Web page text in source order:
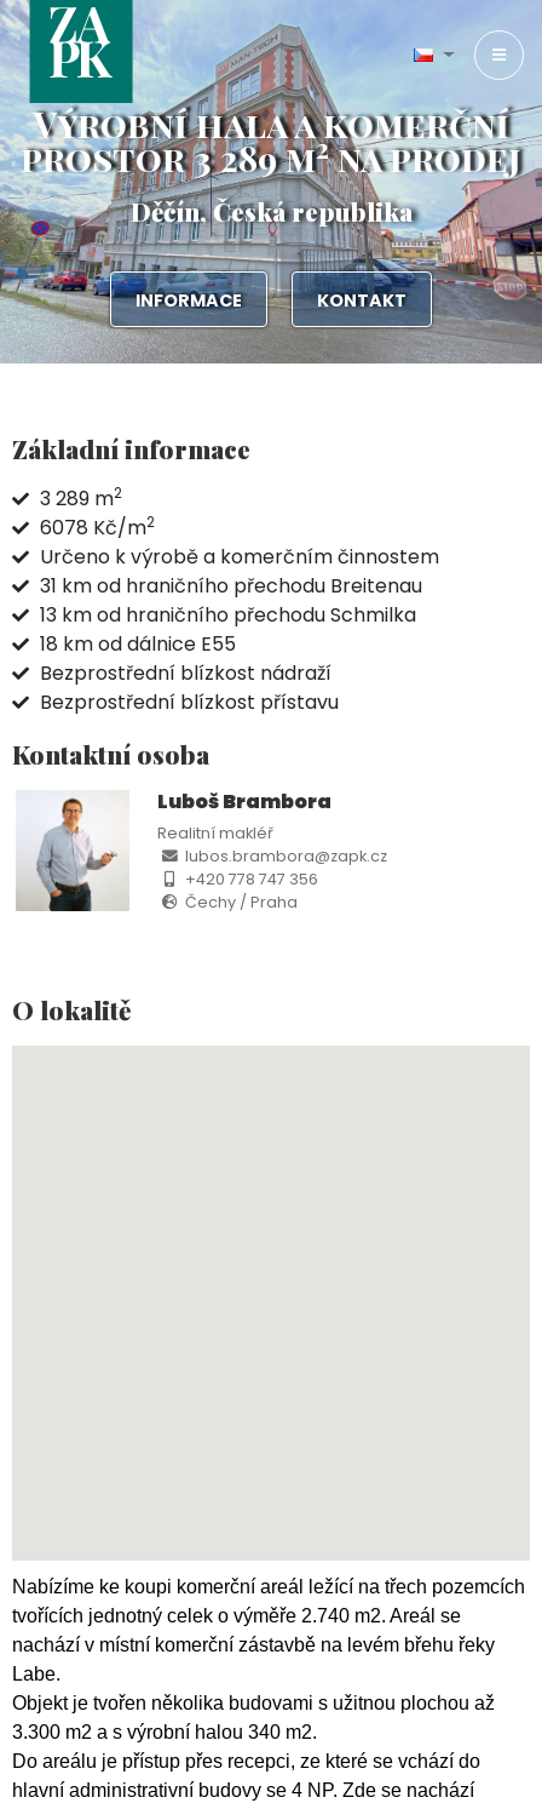
Výrobní hala a komerční
prostor 3 289 m2na prodej
Děčín, Česká republika
INFORMACE KONTAKT
Základní informace
3 289 m2
6078 Kč/m2
Určeno k výrobě a komerčním činnostem
31 km od hraničního přechodu Breitenau
13 km od hraničního přechodu Schmilka
18 km od dálnice E55
Bezprostřední blízkost nádraží
Bezprostřední blízkost přístavu
Kontaktní osoba
Luboš Brambora
Realitní makléř
lubos.brambora@zapk.cz
+420 778 747 356
Čechy / Praha
O lokalitě
Nabízíme ke koupi komerční areál ležící na třech pozemcích
tvořících jednotný celek o výměře 2.740 m2. Areál se
nachází v místní komerční zástavbě na levém břehu řeky
Labe.
Objekt je tvořen několika budovami s užitnou plochou až
3.300 m2 a s výrobní halou 340 m2.
Do areálu je přístup přes recepci, ze které se vchází do
hlavní administrativní budovy se 4 NP. Zde se nachází